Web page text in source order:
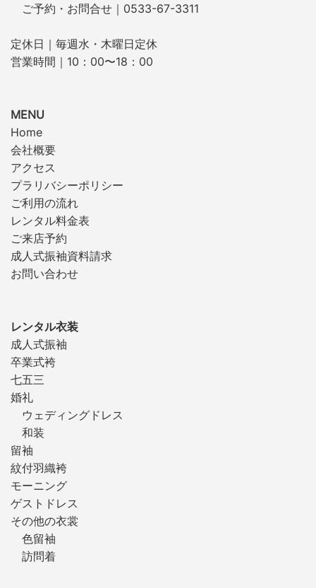
ご予約・お問合せ｜0533-67-3311
定休日｜毎週水・木曜日定休
営業時間｜10：00〜18：00
MENU
Home
会社概要
アクセス
プラリバシーポリシー
ご利用の流れ
レンタル料金表
ご来店予約
成人式振袖資料請求
お問い合わせ
レンタル衣装
成人式振袖
卒業式袴
七五三
婚礼
ウェディングドレス
和装
留袖
紋付羽織袴
モーニング
ゲストドレス
その他の衣裳
色留袖
訪問着